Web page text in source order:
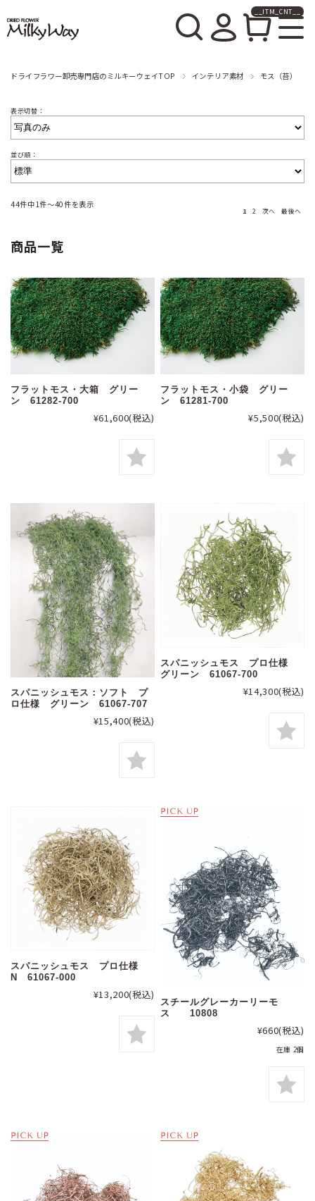
__ITM_CNT__
ドライフラワー卸売専門店のミルキーウェイTOP インテリア素材 モス（苔）
表示切替：
並び順：
44件中1件～40件を表示
1 2 次へ 最後へ
商品一覧
フラットモス・大箱 グリー
ン 61282-700
¥61,600(税込)
フラットモス・小袋 グリー
ン 61281-700
¥5,500(税込)
スパニッシュモス：ソフト プ
ロ仕様 グリーン 61067-707
¥15,400(税込)
スパニッシュモス プロ仕様
グリーン 61067-700
¥14,300(税込)
スパニッシュモス プロ仕様
N 61067-000
¥13,200(税込)
スチールグレーカーリーモ
ス 10808
¥660(税込)
在庫 2個